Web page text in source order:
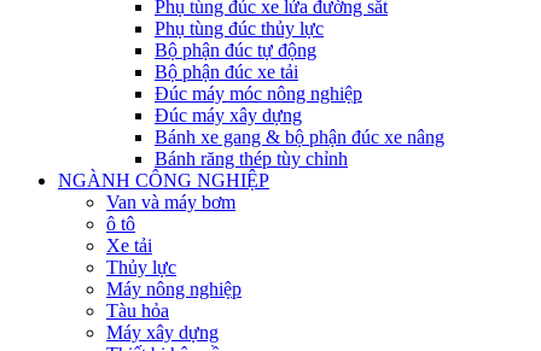
Phụ tùng đúc xe lửa đường sắt
Phụ tùng đúc thủy lực
Bộ phận đúc tự động
Bộ phận đúc xe tải
Đúc máy móc nông nghiệp
Đúc máy xây dựng
Bánh xe gang & bộ phận đúc xe nâng
Bánh răng thép tùy chỉnh
NGÀNH CÔNG NGHIỆP
Van và máy bơm
ô tô
Xe tải
Thủy lực
Máy nông nghiệp
Tàu hỏa
Máy xây dựng